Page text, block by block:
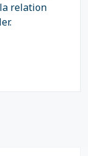
relation